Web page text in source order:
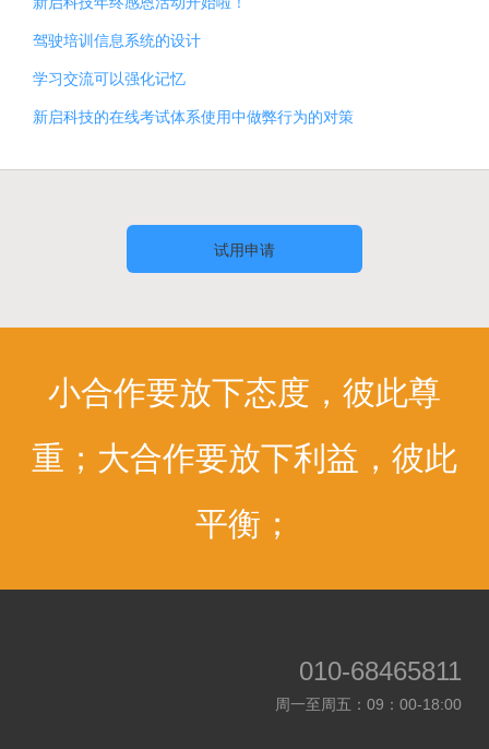
驾驶培训信息系统的设计
学习交流可以强化记忆
新启科技的在线考试体系使用中做弊行为的对策
试用申请
小合作要放下态度，彼此尊
重；大合作要放下利益，彼此
平衡；
010-68465811
周一至周五：09：00-18:00